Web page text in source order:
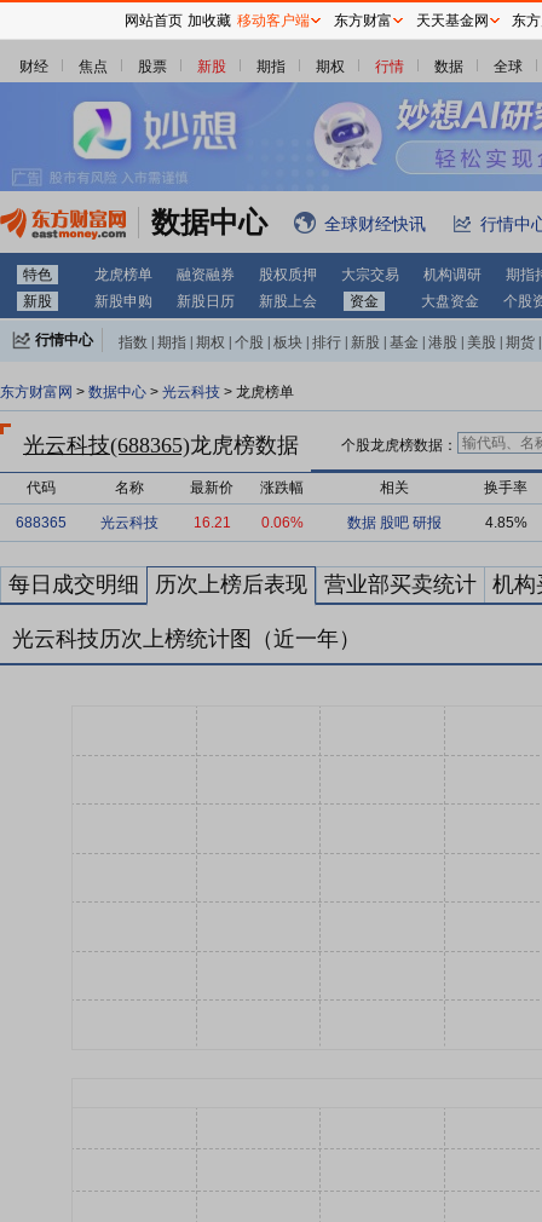
财经 焦点 股票 新股 期指 期权 行情 数据 全球
数据中心 全球财经快讯 行情中
特色 龙虎榜单 融资融券 股权质押 大宗交易 机构调研
期指
新股
新股申购 新股日历 新股上会 资金 大盘资金 个股
行情中心 指数 期指 期权 个股 板块 排行 新股 基金 港股 美股 期货
东方财富网 > 数据中心 > 光云科技 > 龙虎榜单
光云科技(688365)龙虎榜数据 个股龙虎榜数据：
代码 名称 最新价 涨跌幅 相关 换手率
688365 光云科技 16.21 0.06% 数据 股吧 研报 4.85%
每日成交明细 历次上榜后表现 营业部买卖统计 机构
光云科技历次上榜统计图（近一年）
网站首页 加收藏 移动客户端 东方财富 天天基金网 东